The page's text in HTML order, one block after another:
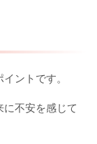
ントです。
不安を感じて